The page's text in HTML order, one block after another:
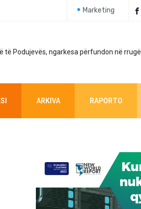
Marketing
të Podujevës, ngarkesa përfundon në rrugë
ARKIVA RAPORTO